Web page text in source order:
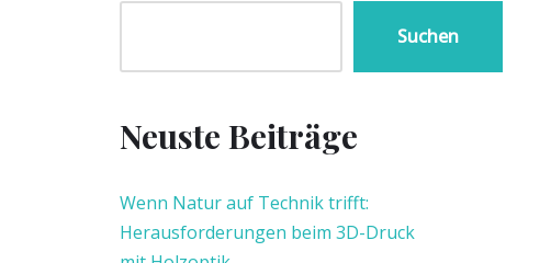
Suchen
Neuste Beiträge
Wenn Natur auf Technik trifft:
Herausforderungen beim 3D-Druck